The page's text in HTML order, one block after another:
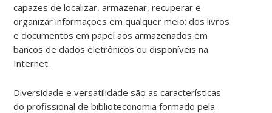
capazes de localizar, armazenar, recuperar e
organizar informações em qualquer meio: dos livros
e documentos em papel aos armazenados em
bancos de dados eletrônicos ou disponíveis na
Internet.
Diversidade e versatilidade são as características
do profissional de biblioteconomia formado pela